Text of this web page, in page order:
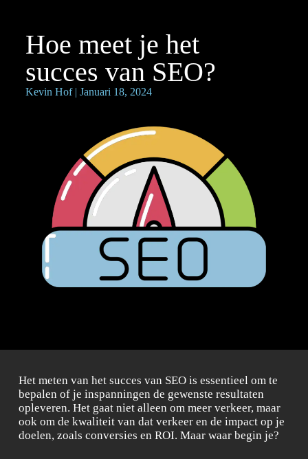
Hoe meet je het
succes van SEO?
Kevin Hof| Januari 18, 2024
Het meten van het succes van SEO is essentieel om te
bepalen of je inspanningen de gewenste resultaten
opleveren. Het gaat niet alleen om meer verkeer, maar
ook om de kwaliteit van dat verkeer en de impact op je
doelen, zoals conversies en ROI. Maar waar begin je?